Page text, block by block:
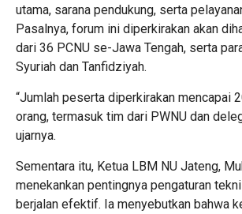
utama, sarana pendukung, serta
Pasalnya, forum ini diperkirakan akan
dari 36 PCNU se-Jawa Tengah, serta
Syuriah dan Tanfidziyah.
“Jumlah peserta diperkirakan mencapai
orang, termasuk tim dari PWNU dan
ujarnya.
Sementara itu, Ketua LBM NU Jateng,
menekankan pentingnya pengaturan
berjalan efektif. Ia menyebutkan bahwa